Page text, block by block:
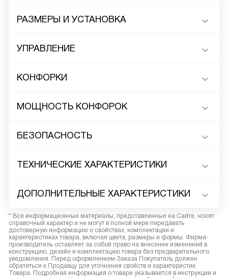
РАЗМЕРЫ И УСТАНОВКА
УПРАВЛЕНИЕ
КОНФОРКИ
МОЩНОСТЬ КОНФОРОК
БЕЗОПАСНОСТЬ
ТЕХНИЧЕСКИЕ ХАРАКТЕРИСТИКИ
ДОПОЛНИТЕЛЬНЫЕ ХАРАКТЕРИСТИКИ
* Все информационные материалы, представленные на Сайте, носят
справочный характер и не могут в полной мере передавать
достоверную информацию о свойствах, комплектации и
характеристиках товара, включая цвета, размеры и формы. Фирма-
производитель оставляет за собой право на внесение изменений в
конструкцию, дизайн и комплектацию товара без предварительного
уведомления. Перед оформлением Заказа Покупатель должен
обратиться к Продавцу для уточнения свойств и характеристик
Товара. Подробная информация о товаре указывается в инструкции и